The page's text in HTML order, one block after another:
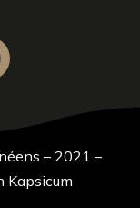
– 2021 –
Kapsicum